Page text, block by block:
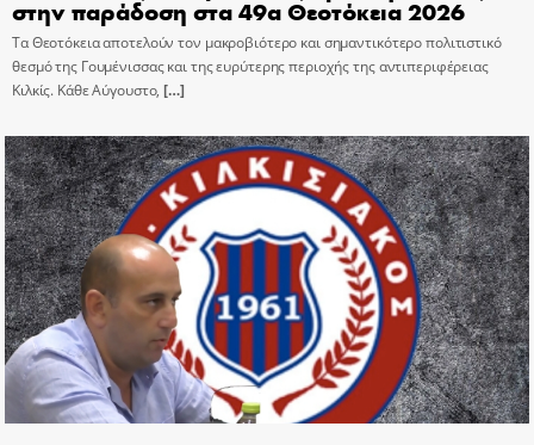
στην παράδοση στα 49α Θεοτόκεια 2026
Τα Θεοτόκεια αποτελούν τον μακροβιότερο και σημαντικότερο πολιτιστικό
θεσμό της Γουμένισσας και της ευρύτερης περιοχής της αντιπεριφέρειας
Κιλκίς. Κάθε Αύγουστο, […]